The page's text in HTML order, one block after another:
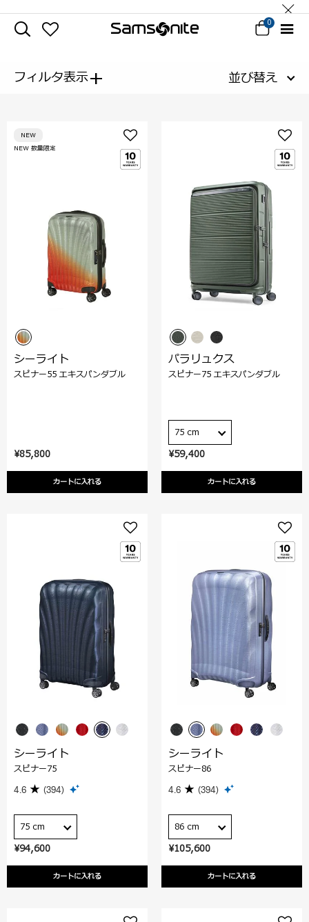
0
フィルタ表示+ 並び替え
¥85,800
カートに入れる
NEW 数量限定
NEW
シーライト
スピナー55 エキスパンダブル
¥59,400
カートに入れる
パラリュクス
スピナー75 エキスパンダブル
75 cm
¥94,600
カートに入れる
シーライト
スピナー75
4.6 (394)
75 cm
¥105,600
カートに入れる
シーライト
スピナー86
4.6 (394)
86 cm